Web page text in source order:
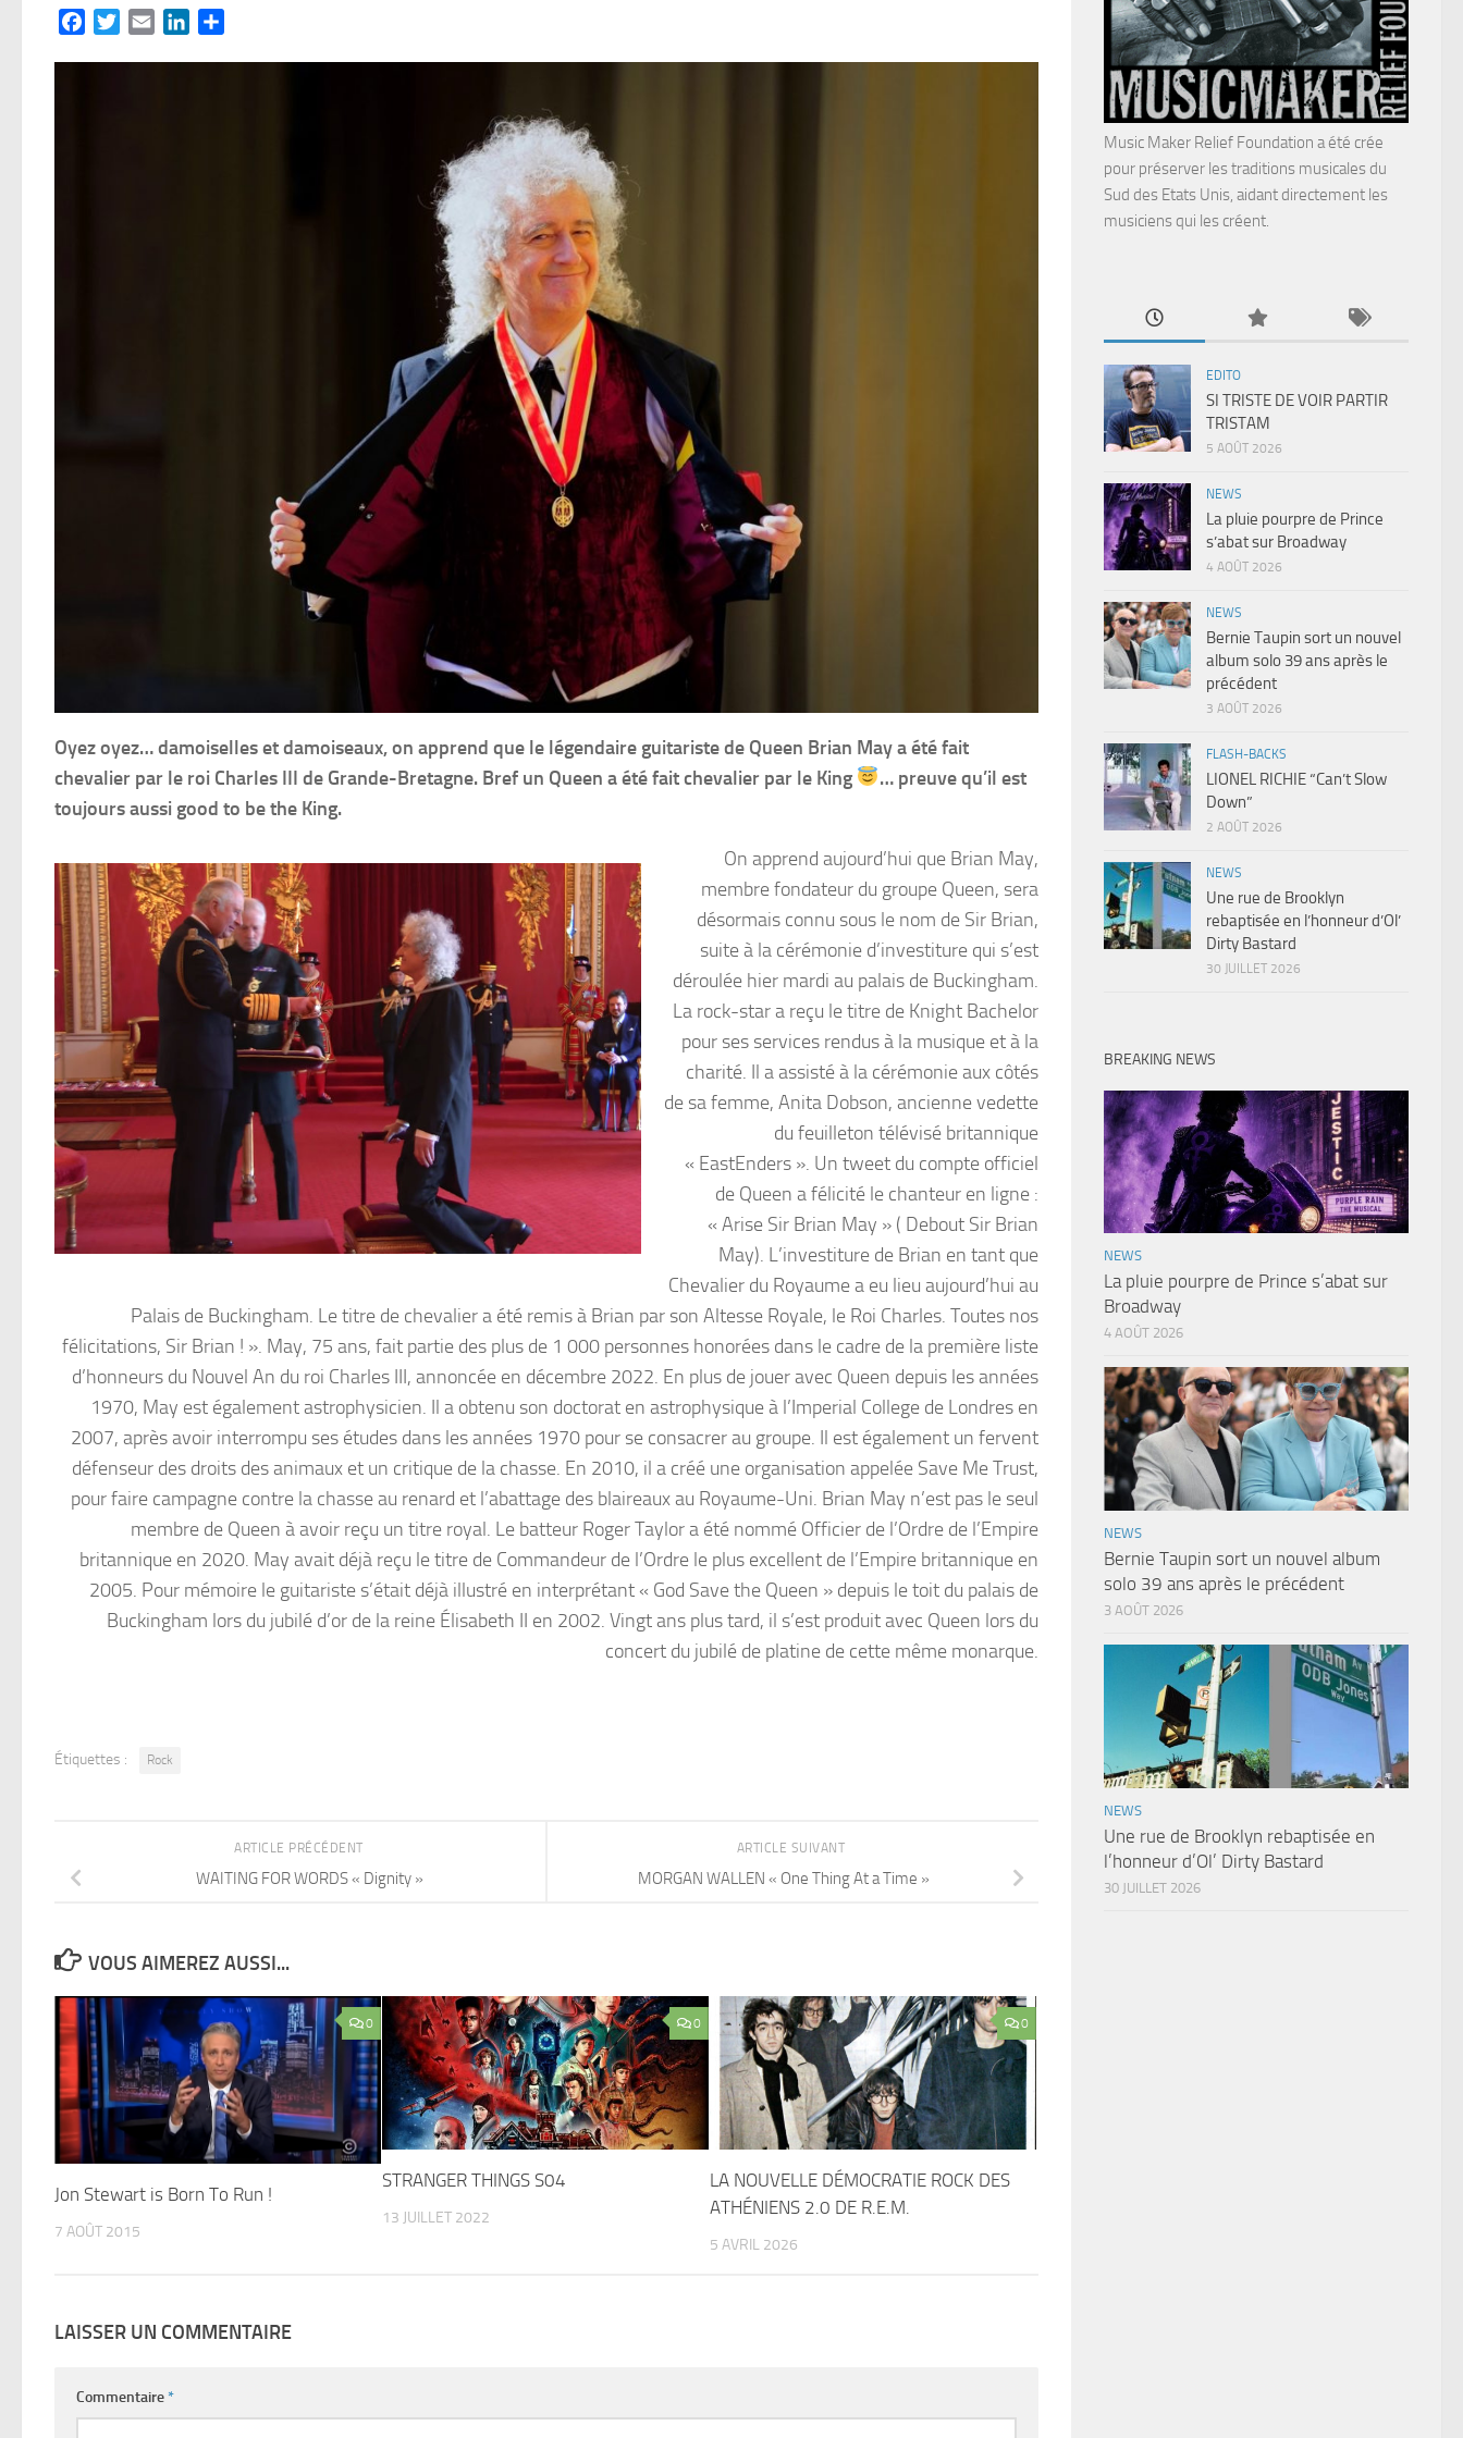
FacebookTwitterEmail LinkedIn
Oyez oyez… damoiselles et damoiseaux, on apprend que le légendaire guitariste de Queen Brian May a été fait
chevalier par le roi Charles III de Grande-Bretagne. Bref un Queen a été fait chevalier par le King
… preuve qu’il est
toujours aussi good to be the King.
On apprend aujourd’hui que Brian May,
membre fondateur du groupe Queen, sera
désormais connu sous le nom de Sir Brian,
suite à la cérémonie d’investiture qui s’est
déroulée hier mardi au palais de Buckingham.
La rock-star a reçu le titre de Knight Bachelor
pour ses services rendus à la musique et à la
charité. Il a assisté à la cérémonie aux côtés
de sa femme, Anita Dobson, ancienne vedette
du feuilleton télévisé britannique
« EastEnders ». Un tweet du compte officiel
de Queen a félicité le chanteur en ligne :
« Arise Sir Brian May » ( Debout Sir Brian
May). L’investiture de Brian en tant que
Chevalier du Royaume a eu lieu aujourd’hui au
Palais de Buckingham. Le titre de chevalier a été remis à Brian par son Altesse Royale, le Roi Charles. Toutes nos
félicitations, Sir Brian ! ». May, 75 ans, fait partie des plus de 1 000 personnes honorées dans le cadre de la première liste
d’honneurs du Nouvel An du roi Charles III, annoncée en décembre 2022. En plus de jouer avec Queen depuis les années
1970, May est également astrophysicien. Il a obtenu son doctorat en astrophysique à l’Imperial College de Londres en
2007, après avoir interrompu ses études dans les années 1970 pour se consacrer au groupe. Il est également un fervent
défenseur des droits des animaux et un critique de la chasse. En 2010, il a créé une organisation appelée Save Me Trust,
pour faire campagne contre la chasse au renard et l’abattage des blaireaux au Royaume-Uni. Brian May n’est pas le seul
membre de Queen à avoir reçu un titre royal. Le batteur Roger Taylor a été nommé Officier de l’Ordre de l’Empire
britannique en 2020. May avait déjà reçu le titre de Commandeur de l’Ordre le plus excellent de l’Empire britannique en
2005. Pour mémoire le guitariste s’était déjà illustré en interprétant « God Save the Queen » depuis le toit du palais de
Buckingham lors du jubilé d’or de la reine Élisabeth II en 2002. Vingt ans plus tard, il s’est produit avec Queen lors du
concert du jubilé de platine de cette même monarque.
Étiquettes : Rock
ARTICLE SUIVANT
MORGAN WALLEN « One Thing At a Time »
ARTICLE PRÉCÉDENT
WAITING FOR WORDS « Dignity »
VOUS AIMEREZ AUSSI...
0
Jon Stewart is Born To Run !
7 AOÛT 2015
0
STRANGER THINGS S04
13 JUILLET 2022
0
LA NOUVELLE DÉMOCRATIE ROCK DES
ATHÉNIENS 2.0 DE R.E.M.
5 AVRIL 2026
LAISSER UN COMMENTAIRE
Commentaire*
Music Maker Relief Foundation a été crée
pour préserver les traditions musicales du
Sud des Etats Unis, aidant directement les
musiciens qui les créent.
EDITO
SI TRISTE DE VOIR PARTIR
TRISTAM
5 AOÛT 2026
NEWS
La pluie pourpre de Prince
s’abat sur Broadway
4 AOÛT 2026
NEWS
Bernie Taupin sort un nouvel
album solo 39 ans après le
précédent
3 AOÛT 2026
FLASH-BACKS
LIONEL RICHIE “Can’t Slow
Down”
2 AOÛT 2026
NEWS
Une rue de Brooklyn
rebaptisée en l’honneur d’Ol’
Dirty Bastard
30 JUILLET 2026
BREAKING NEWS
NEWS
La pluie pourpre de Prince s’abat sur
Broadway
4 AOÛT 2026
NEWS
Bernie Taupin sort un nouvel album
solo 39 ans après le précédent
3 AOÛT 2026
NEWS
Une rue de Brooklyn rebaptisée en
l’honneur d’Ol’ Dirty Bastard
30 JUILLET 2026